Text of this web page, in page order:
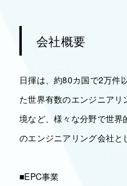
会社概要
日揮は、約80カ国で2万件
た世界有数のエンジニア
境など、様々な分野で世
のエンジニアリング会社と
■EPC事業